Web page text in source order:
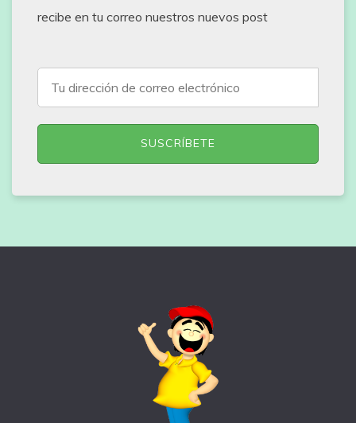
recibe en tu correo nuestros nuevos post